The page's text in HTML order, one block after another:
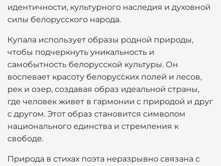
идентичности, культурного наследия и духовной
силы белорусского народа.
Купала использует образы родной природы,
чтобы подчеркнуть уникальность и
самобытность белорусской культуры. Он
воспевает красоту белорусских полей и лесов,
рек и озер, создавая образ идеальной страны,
где человек живет в гармонии с природой и друг
с другом. Этот образ становится символом
национального единства и стремления к
свободе.
Природа в стихах поэта неразрывно связана с